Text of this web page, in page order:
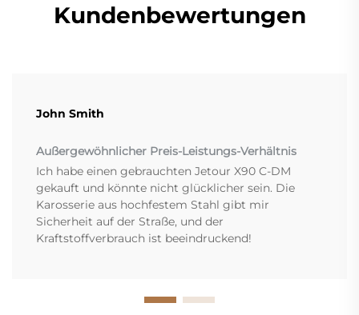
Kundenbewertungen
John Smith
Außergewöhnlicher Preis-Leistungs-Verhältnis
Ich habe einen gebrauchten Jetour X90 C-DM
gekauft und könnte nicht glücklicher sein. Die
Karosserie aus hochfestem Stahl gibt mir
Sicherheit auf der Straße, und der
Kraftstoffverbrauch ist beeindruckend!